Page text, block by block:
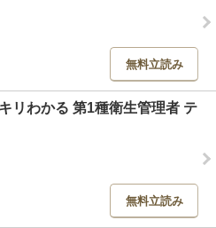
無料立読み
リわかる 第1種衛生管理者 テ
無料立読み